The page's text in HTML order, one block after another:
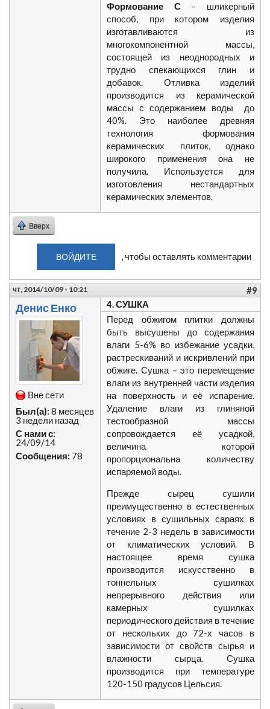
Формование С– шликерный
способ, при котором изделия
изготавливаются из
многокомпонентной массы,
состоящей из неоднородных и
трудно спекающихся глин и
добавок. Отливка изделий
производится из керамической
массы с содержанием воды до
40%. Это наиболее древняя
технология формования
керамических плиток, однако
широкого применения она не
получила. Используется для
изготовления нестандартных
керамических элементов.
Вверх
ВОЙДИТЕ , чтобы оставлять комментарии
чт, 2014/10/09 - 10:21 #9
Денис Енко
Вне сети
Был(а): 8 месяцев
3 недели назад
С нами с:
24/09/14
Сообщения: 78
4. СУШКА
Перед обжигом плитки должны
быть высушены до содержания
влаги 5-6% во избежание усадки,
растрескиваний и искривлений при
обжиге. Сушка – это перемещение
влаги из внутренней части изделия
на поверхность и её испарение.
Удаление влаги из глиняной
тестообразной массы
сопровождается её усадкой,
величина которой
пропорциональна количеству
испаряемой воды.
Прежде сырец сушили
преимущественно в естественных
условиях в сушильных сараях в
течение 2-3 недель в зависимости
от климатических условий. В
настоящее время сушка
производится искусственно в
тоннельных сушилках
непрерывного действия или
камерных сушилках
периодического действия в течение
от нескольких до 72-х часов в
зависимости от свойств сырья и
влажности сырца. Сушка
производится при температуре
120-150 градусов Цельсия.